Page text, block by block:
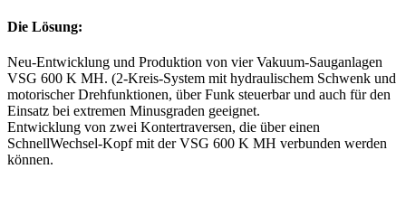
Die Lösung:
Neu-Entwicklung und Produktion von vier Vakuum-Sauganlagen
VSG 600 K MH. (2-Kreis-System mit hydraulischem Schwenk und
motorischer Drehfunktionen, über Funk steuerbar und auch für den
Einsatz bei extremen Minusgraden geeignet.
Entwicklung von zwei Kontertraversen, die über einen
SchnellWechsel-Kopf mit der VSG 600 K MH verbunden werden
können.